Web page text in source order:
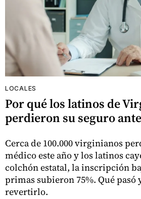
LOCALES
Por qué los latinos de
perdieron su seguro
Cerca de 100.000 virginianos
médico este año y los latinos
colchón estatal, la inscripción
primas subieron 75%. Qué pasó
revertirlo.